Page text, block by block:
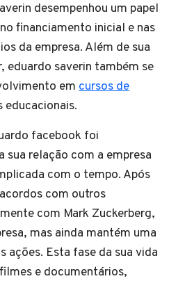
desempenhou um papel
financiamento inicial e nas
da empresa. Além de sua
eduardo saverin também se
em cursos de
educacionais.
facebook foi
sua relação com a empresa
com o tempo. Após
com outros
com Mark Zuckerberg,
mas ainda mantém uma
ações. Esta fase da sua vida
e documentários,